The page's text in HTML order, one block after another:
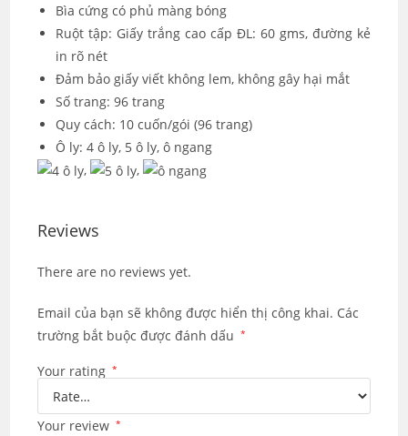
Bìa cứng có phủ màng bóng
Ruột tập: Giấy trắng cao cấp ĐL: 60 gms, đường kẻ
in rõ nét
Đảm bảo giấy viết không lem, không gây hại mắt
Số trang: 96 trang
Quy cách: 10 cuốn/gói (96 trang)
Ô ly: 4 ô ly, 5 ô ly, ô ngang
,
,
Reviews
There are no reviews yet.
Email của bạn sẽ không được hiển thị công khai. Các
trường bắt buộc được đánh dấu *
Your rating *
Your review *